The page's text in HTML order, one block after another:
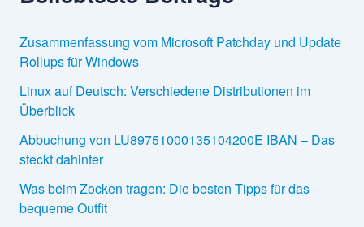
Zusammenfassung vom Microsoft Patchday und Update
Rollups für Windows
Linux auf Deutsch: Verschiedene Distributionen im
Überblick
Abbuchung von LU89751000135104200E IBAN – Das
steckt dahinter
Was beim Zocken tragen: Die besten Tipps für das
bequeme Outfit